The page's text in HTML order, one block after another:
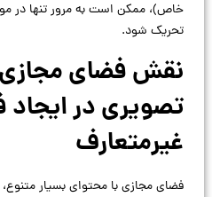
خاص)، ممکن است به مرور تنها در
تحریک شود.
نقش فضای
تصویری در
غیرمتعارف
فضای مجازی با محتوای بسیار